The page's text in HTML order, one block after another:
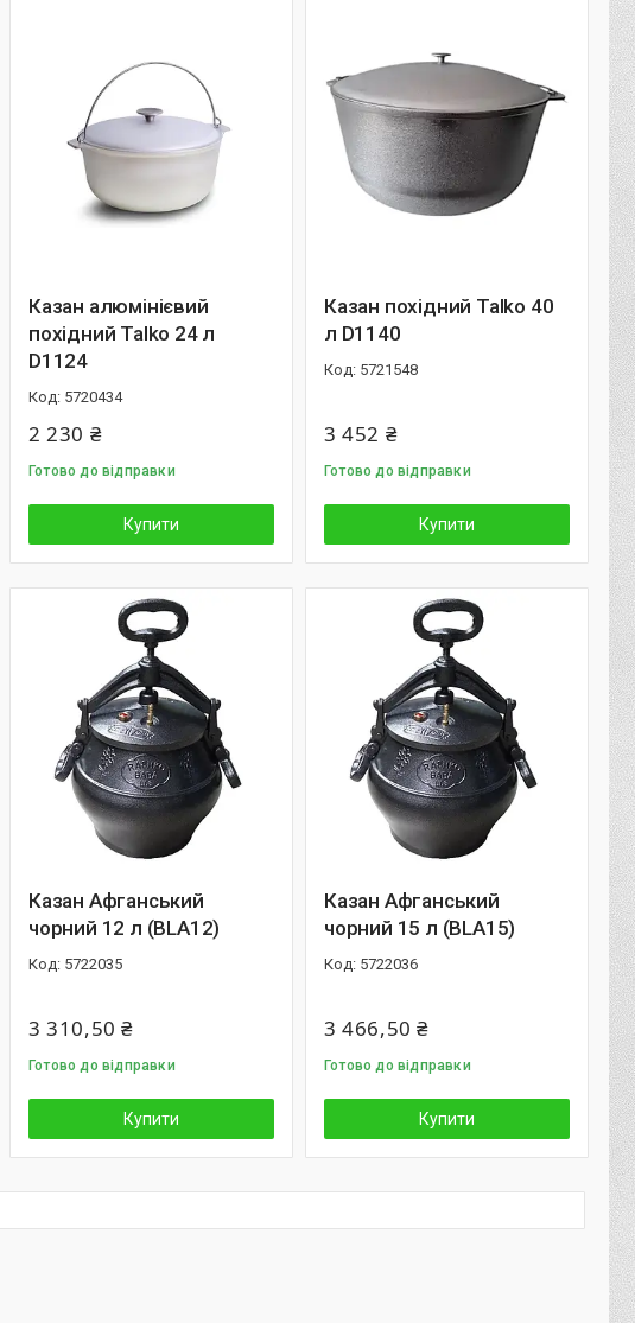
Казан алюмінієвий
похідний Talko 24 л
D1124
5720434
2 230 ₴
Готово до відправки
Купити
Казан похідний Talko 40
л D1140
5721548
3 452 ₴
Готово до відправки
Купити
Казан Афганський
чорний 12 л (BLA12)
5722035
3 310,50 ₴
Готово до відправки
Купити
Казан Афганський
чорний 15 л (BLA15)
5722036
3 466,50 ₴
Готово до відправки
Купити